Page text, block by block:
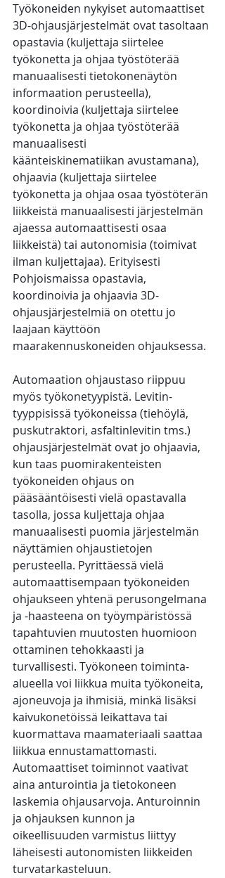
Työkoneiden nykyiset automaattiset
3D-ohjausjärjestelmät ovat tasoltaan
opastavia (kuljettaja siirtelee
työkonetta ja ohjaa työstöterää
manuaalisesti tietokonenäytön
informaation perusteella),
koordinoivia (kuljettaja siirtelee
työkonetta ja ohjaa työstöterää
manuaalisesti
käänteiskinematiikan avustamana),
ohjaavia (kuljettaja siirtelee
työkonetta ja ohjaa osaa työstöterän
liikkeistä manuaalisesti järjestelmän
ajaessa automaattisesti osaa
liikkeistä) tai autonomisia (toimivat
ilman kuljettajaa). Erityisesti
Pohjoismaissa opastavia,
koordinoivia ja ohjaavia 3D-
ohjausjärjestelmiä on otettu jo
laajaan käyttöön
maarakennuskoneiden ohjauksessa.
Automaation ohjaustaso riippuu
myös työkonetyypistä. Levitin-
tyyppisissä työkoneissa (tiehöylä,
puskutraktori, asfaltinlevitin tms.)
ohjausjärjestelmät ovat jo ohjaavia,
kun taas puomirakenteisten
työkoneiden ohjaus on
pääsääntöisesti vielä opastavalla
tasolla, jossa kuljettaja ohjaa
manuaalisesti puomia järjestelmän
näyttämien ohjaustietojen
perusteella. Pyrittäessä vielä
automaattisempaan työkoneiden
ohjaukseen yhtenä perusongelmana
ja -haasteena on työympäristössä
tapahtuvien muutosten huomioon
ottaminen tehokkaasti ja
turvallisesti. Työkoneen toiminta-
alueella voi liikkua muita työkoneita,
ajoneuvoja ja ihmisiä, minkä lisäksi
kaivukonetöissä leikattava tai
kuormattava maamateriaali saattaa
liikkua ennustamattomasti.
Automaattiset toiminnot vaativat
aina anturointia ja tietokoneen
laskemia ohjausarvoja. Anturoinnin
ja ohjauksen kunnon ja
oikeellisuuden varmistus liittyy
läheisesti autonomisten liikkeiden
turvatarkasteluun.